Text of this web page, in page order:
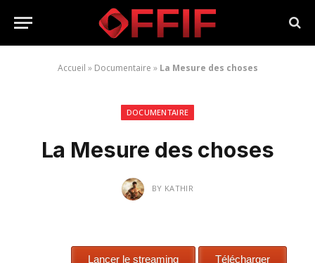
Accueil » Documentaire » La Mesure des choses
DOCUMENTAIRE
La Mesure des choses
BY KATHIR